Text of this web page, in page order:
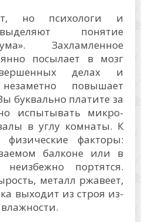
но психологи и
понятие
Захламленное
посылает в мозг
делах и
повышает
буквально платите за
испытывать микро-
в углу комнаты. К
физические факторы:
балконе или в
портятся.
металл ржавеет,
выходит из строя из-